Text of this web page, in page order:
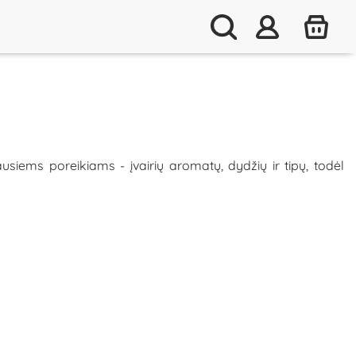
poreikiams - įvairių aromatų, dydžių ir tipų, todėl